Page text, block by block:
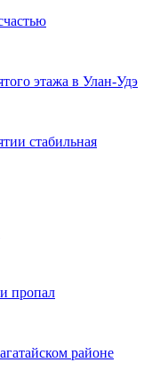
этажа в Улан-Удэ
стабильная
пропал
районе